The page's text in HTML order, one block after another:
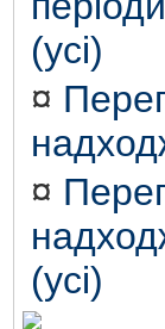
(усі)
¤
¤
(усі)